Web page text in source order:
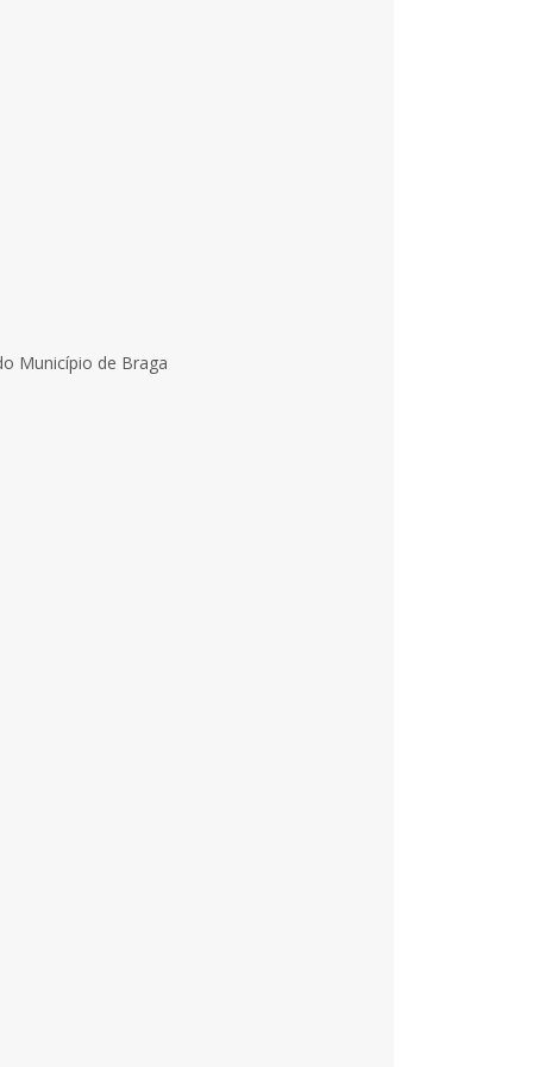
Município de Braga